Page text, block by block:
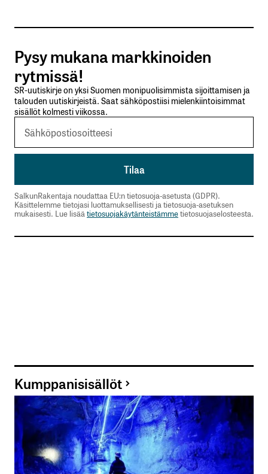
Tilaa SalkunRakentajan uutiskirje
Lähetä kommentti
Pysy mukana markkinoiden
rytmissä!
SR-uutiskirje on yksi Suomen monipuolisimmista sijoittamisen ja
talouden uutiskirjeistä. Saat sähköpostiisi mielenkiintoisimmat
sisällöt kolmesti viikossa.
SalkunRakentaja noudattaa EU:n tietosuoja-asetusta (GDPR).
Käsittelemme tietojasi luottamuksellisesti ja tietosuoja-asetuksen
mukaisesti. Lue lisää tietosuojakäytänteistämmetietosuojaselosteesta.
Kumppanisisällöt